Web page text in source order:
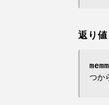
返り値
つか